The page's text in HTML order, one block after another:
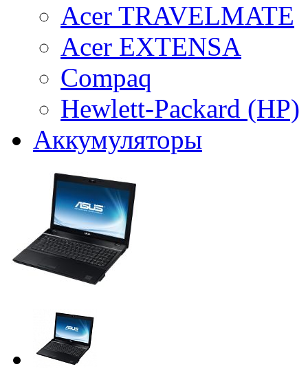
Acer TRAVELMATE
Acer EXTENSA
Compaq
Hewlett-Packard (HP)
Аккумуляторы